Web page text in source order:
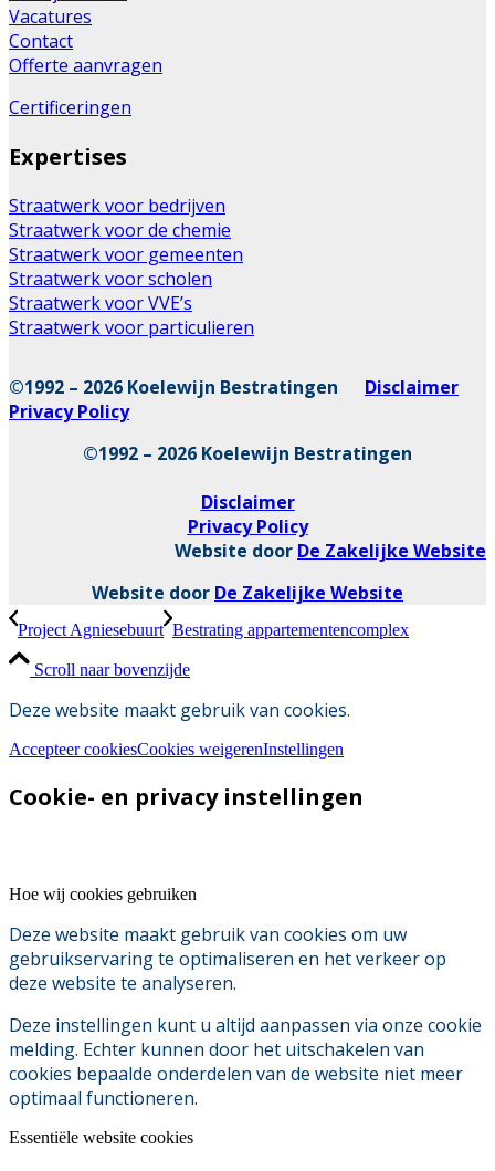
Vacatures
Contact
Offerte aanvragen
Certificeringen
Expertises
Straatwerk voor bedrijven
Straatwerk voor de chemie
Straatwerk voor gemeenten
Straatwerk voor scholen
Straatwerk voor VVE’s
Straatwerk voor particulieren
©1992 – 2026 Koelewijn Bestratingen Disclaimer
Privacy Policy
©1992 – 2026 Koelewijn Bestratingen
Disclaimer
Privacy Policy
Website door De Zakelijke Website
Website door De Zakelijke Website
Project Agniesebuurt Bestrating appartementencomplex
Scroll naar bovenzijde
Deze website maakt gebruik van cookies.
Accepteer cookiesCookies weigerenInstellingen
Cookie- en privacy instellingen
Hoe wij cookies gebruiken
Deze website maakt gebruik van cookies om uw
gebruikservaring te optimaliseren en het verkeer op
deze website te analyseren.
Deze instellingen kunt u altijd aanpassen via onze cookie
melding. Echter kunnen door het uitschakelen van
cookies bepaalde onderdelen van de website niet meer
optimaal functioneren.
Essentiële website cookies